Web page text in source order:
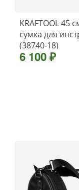
KRAFTOOL 45
сумка для
(38740-18)
6 100 ₽